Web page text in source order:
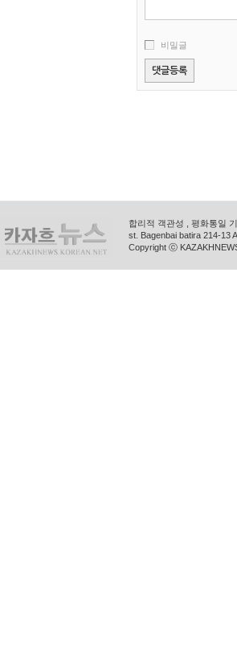
비밀글
합리적 객관성 , 평화통일
st. Bagenbai batira 214-13
Copyright ⓒ